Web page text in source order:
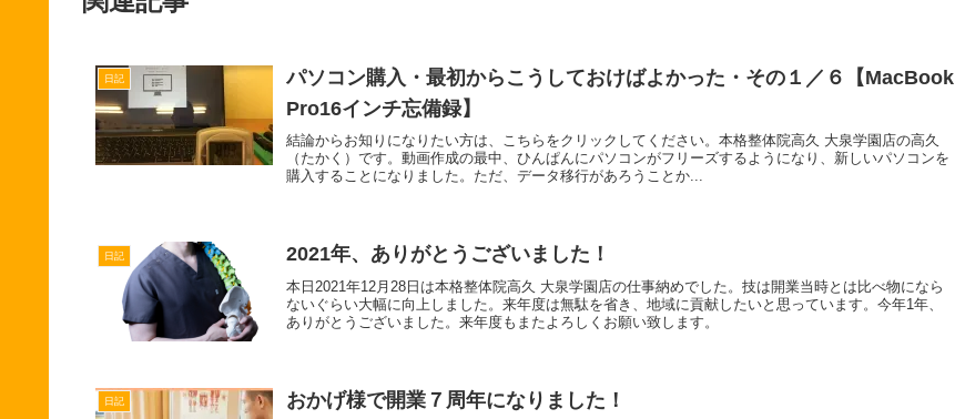
日記
パソコン購入・最初からこうしておけばよかった・その１／６【MacBook
Pro16インチ忘備録】
結論からお知りになりたい方は、こちらをクリックしてください。本格整体院高久 大泉学園店の高久
（たかく）です。動画作成の最中、ひんぱんにパソコンがフリーズするようになり、新しいパソコンを
購入することになりました。ただ、データ移行があろうことか...
日記 2021年、ありがとうございました！
本日2021年12月28日は本格整体院高久 大泉学園店の仕事納めでした。技は開業当時とは比べ物になら
ないぐらい大幅に向上しました。来年度は無駄を省き、地域に貢献したいと思っています。今年1年、
ありがとうございました。来年度もまたよろしくお願い致します。
日記 おかげ様で開業７周年になりました！